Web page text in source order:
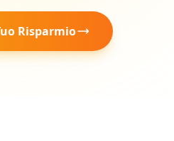
Risparmio